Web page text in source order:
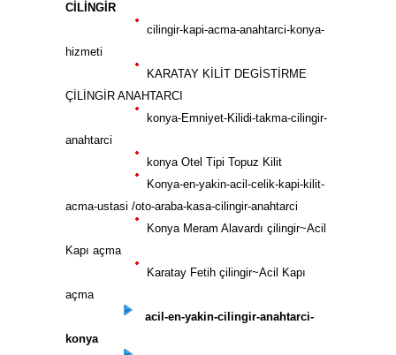
CİLİNGİR
cilingir-kapi-acma-anahtarci-konya-
hizmeti
KARATAY KİLİT DEGİSTİRME
ÇİLİNGİR ANAHTARCI
konya-Emniyet-Kilidi-takma-cilingir-
anahtarci
konya Otel Tipi Topuz Kilit
Konya-en-yakin-acil-celik-kapi-kilit-
acma-ustasi /oto-araba-kasa-cilingir-anahtarci
Konya Meram Alavardı çilingir~Acil
Kapı açma
Karatay Fetih çilingir~Acil Kapı
açma
acil-en-yakin-cilingir-anahtarci-
konya